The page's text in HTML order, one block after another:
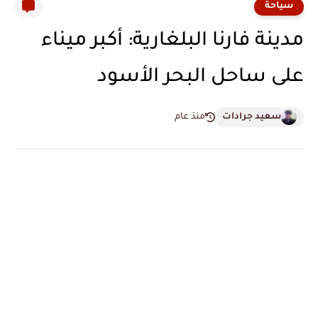
سياحة
مدينة فارنا البلغارية: أكبر ميناء
على ساحل البحر الأسود
سعيد جرادات منذ عام